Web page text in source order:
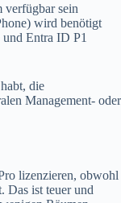
verfügbar sein
wird benötigt
und Entra ID P1
die
Management- oder
lizenzieren, obwohl
Das ist teuer und